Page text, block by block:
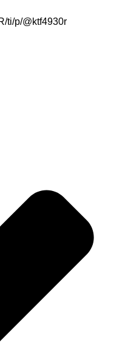
ti/p/@ktf4930r